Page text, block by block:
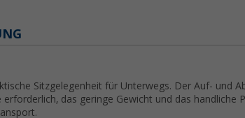
Sitzgelegenheit für Unterwegs. Der Auf- und
das geringe Gewicht und das handliche